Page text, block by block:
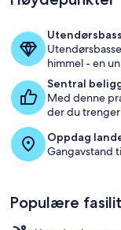
himmel - en
Sentral
Med denne
der du
Oppdag
Gangavstand
Populære